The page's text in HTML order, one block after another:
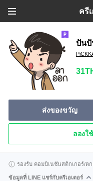
ครี
ปันปั
ส่งของขวัญ
ลองใ
รองรับ คอมบิเนชันสติกเกอร์/ต
ข้อมูลที่ LINE แชร์กับครีเอเตอร์